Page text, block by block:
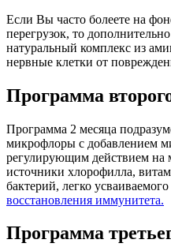
Если Вы часто болеете на
перегрузок, то
натуральный комплекс из
нервные клетки от
Программа
Программа 2 месяца
микрофлоры с добавлением
регулирующим действием на
источники хлорофилла,
бактерий, легко
восстановления иммунитета.
Программа